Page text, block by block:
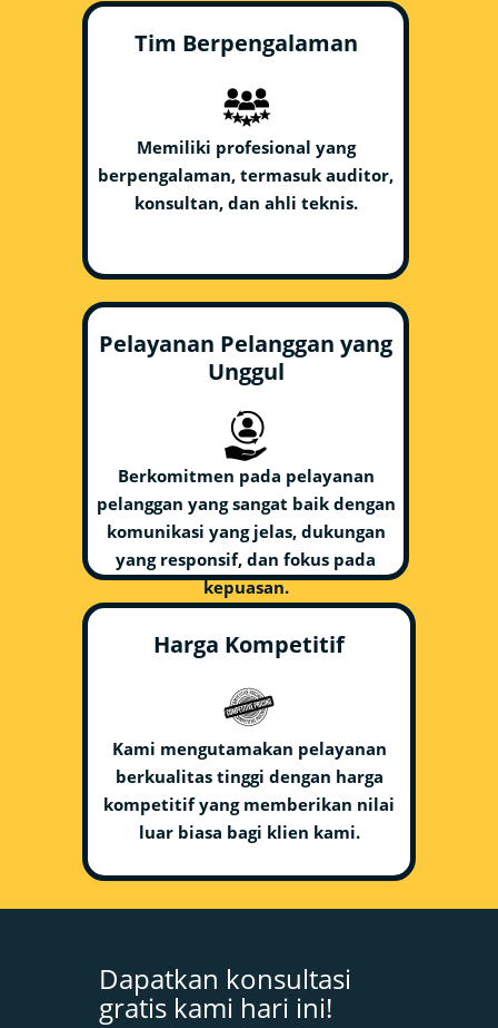
Tim Berpengalaman
Memiliki profesional yang
berpengalaman, termasuk auditor,
konsultan, dan ahli teknis.
Pelayanan Pelanggan yang
Unggul
Berkomitmen pada pelayanan
pelanggan yang sangat baik dengan
komunikasi yang jelas, dukungan
yang responsif, dan fokus pada
kepuasan.
Harga Kompetitif
Kami mengutamakan pelayanan
berkualitas tinggi dengan harga
kompetitif yang memberikan nilai
luar biasa bagi klien kami.
Dapatkan konsultasi
gratis kami hari ini!